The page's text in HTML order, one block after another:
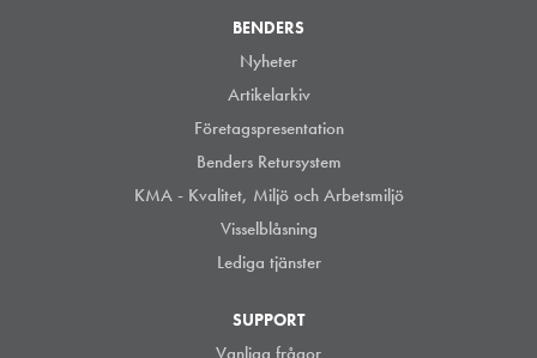
BENDERS
Nyheter
Artikelarkiv
Företagspresentation
Benders Retursystem
KMA - Kvalitet, Miljö och Arbetsmiljö
Visselblåsning
Lediga tjänster
SUPPORT
Vanliga frågor